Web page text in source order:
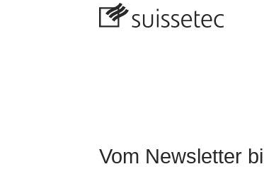
Vom Newsletter